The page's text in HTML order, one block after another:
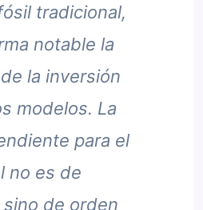
tradicional,
notable la
la inversión
modelos. La
para el
no es de
de orden